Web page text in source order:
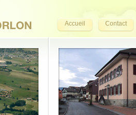
Accueil Contact